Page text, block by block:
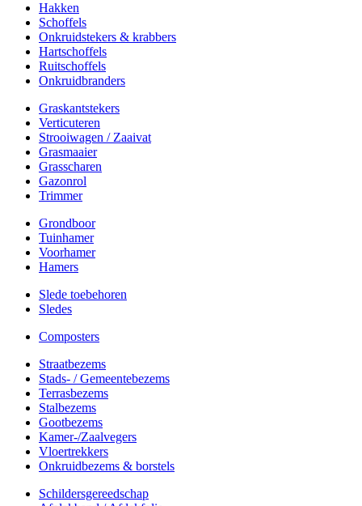
Hakken
Schoffels
Onkruidstekers & krabbers
Hartschoffels
Ruitschoffels
Onkruidbranders
Graskantstekers
Verticuteren
Strooiwagen / Zaaivat
Grasmaaier
Grasscharen
Gazonrol
Trimmer
Grondboor
Tuinhamer
Voorhamer
Hamers
Slede toebehoren
Sledes
Composters
Straatbezems
Stads- / Gemeentebezems
Terrasbezems
Stalbezems
Gootbezems
Kamer-/Zaalvegers
Vloertrekkers
Onkruidbezems & borstels
Schildersgereedschap